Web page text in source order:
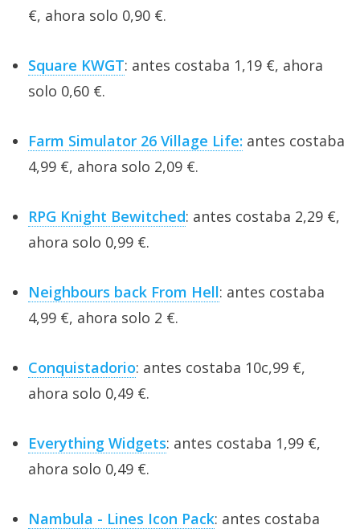
€, ahora solo 0,90 €.
Square KWGT: antes costaba 1,19 €, ahora
solo 0,60 €.
Farm Simulator 26 Village Life: antes costaba
4,99 €, ahora solo 2,09 €.
RPG Knight Bewitched: antes costaba 2,29 €,
ahora solo 0,99 €.
Neighbours back From Hell: antes costaba
4,99 €, ahora solo 2 €.
Conquistadorio: antes costaba 10c,99 €,
ahora solo 0,49 €.
Everything Widgets: antes costaba 1,99 €,
ahora solo 0,49 €.
Nambula - Lines Icon Pack: antes costaba